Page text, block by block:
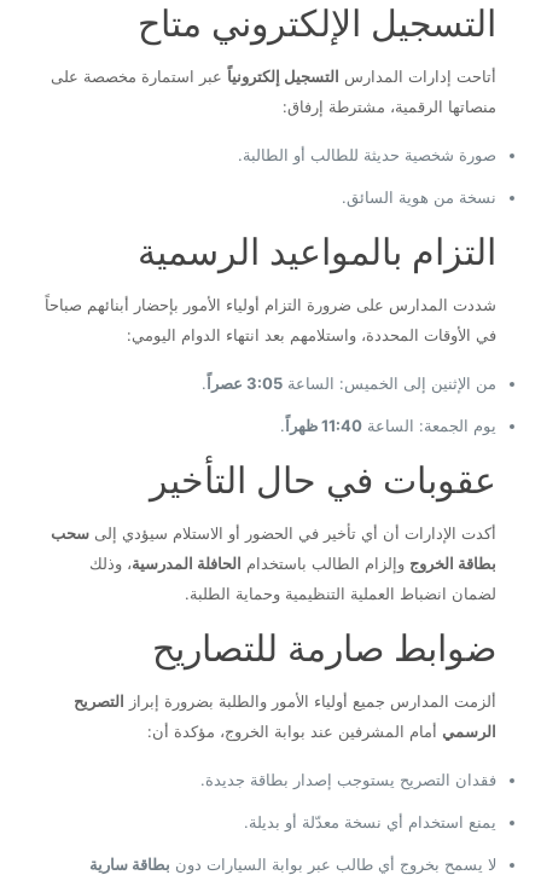
التسجيل الإلكتروني متاح
أتاحت إدارات المدارس التسجيل إلكترونياًعبر استمارة مخصصة على
منصاتها الرقمية، مشترطة إرفاق:
صورة شخصية حديثة للطالب أو الطالبة.
نسخة من هوية السائق.
التزام بالمواعيد الرسمية
شددت المدارس على ضرورة التزام أولياء الأمور بإحضار أبنائهم صباحاً
في الأوقات المحددة، واستلامهم بعد انتهاء الدوام اليومي:
من الإثنين إلى الخميس: الساعة 3:05 عصراً .
يوم الجمعة: الساعة 11:40 ظهراً .
عقوبات في حال التأخير
أكدت الإدارات أن أي تأخير في الحضور أو الاستلام سيؤدي إلى سحب
بطاقة الخروج وإلزام الطالب باستخدام الحافلة المدرسية، وذلك
لضمان انضباط العملية التنظيمية وحماية الطلبة.
ضوابط صارمة للتصاريح
ألزمت المدارس جميع أولياء الأمور والطلبة بضرورة إبراز التصريح
الرسمي أمام المشرفين عند بوابة الخروج، مؤكدة أن:
فقدان التصريح يستوجب إصدار بطاقة جديدة.
يمنع استخدام أي نسخة معدّلة أو بديلة.
لا يسمح بخروج أي طالب عبر بوابة السيارات دون بطاقة سارية